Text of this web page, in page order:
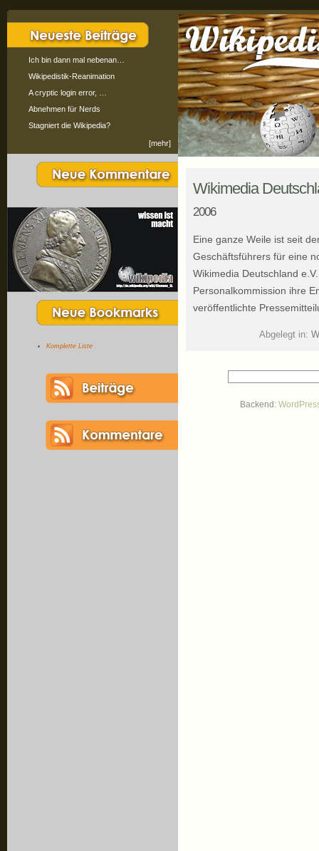
Ich bin dann mal nebenan…
Wikipedistik-Reanimation
A cryptic login error, …
Abnehmen für Nerds
Stagniert die Wikipedia?
[mehr]
Komplette Liste
Wikimedia
2006
Eine ganze Weile ist seit
Geschäftsführers für eine
Wikimedia Deutschland
Personalkommission ihre
veröffentlichte
Abgelegt in:
Backend: